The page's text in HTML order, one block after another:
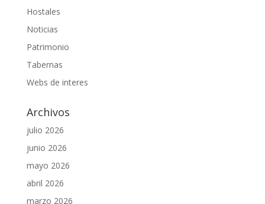
Hostales
Noticias
Patrimonio
Tabernas
Webs de interes
Archivos
julio 2026
junio 2026
mayo 2026
abril 2026
marzo 2026